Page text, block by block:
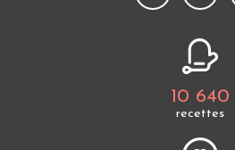
10 640
recettes